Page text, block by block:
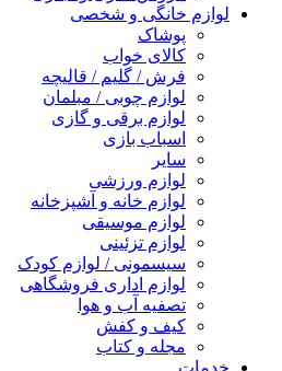
لوازم خانگی و شخصی
پوشاک
کالای خواب
فرش / گلیم / قالیچه
لوازم چوبی / مبلمان
لوازم برقی و گازی
اسباب بازی
سایر
لوازم ورزشی
لوازم خانه و آشپزخانه
لوازم موسیقی
لوازم تزئینی
سیسمونی / لوازم کودک
لوازم اداری فروشگاهی
تصفیه آب و هوا
کیف و کفش
مجله و کتاب